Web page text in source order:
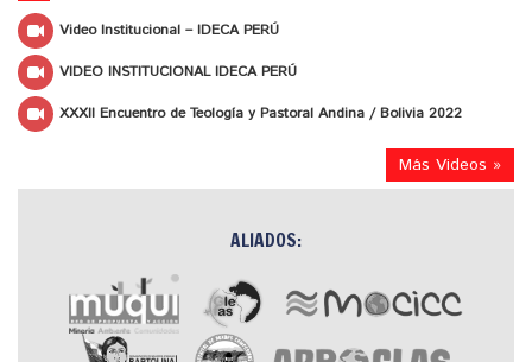
Video Institucional – IDECA PERÚ
VIDEO INSTITUCIONAL IDECA PERÚ
XXXII Encuentro de Teología y Pastoral Andina / Bolivia 2022
Más Videos »
ALIADOS: